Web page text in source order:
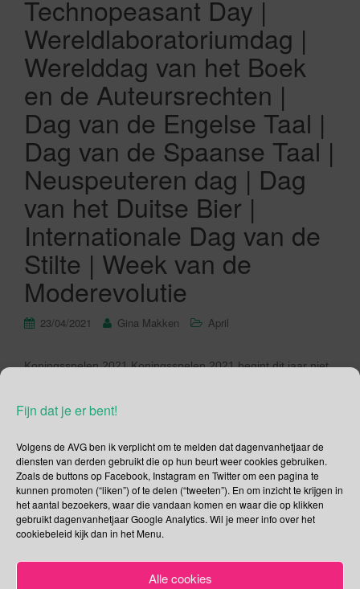
Fijn dat je er bent!
Volgens de AVG ben ik verplicht om te melden dat dagenvanhetjaar de
diensten van derden gebruikt die op hun beurt weer cookies gebruiken.
Zoals de buttons op Facebook, Instagram en Twitter om een pagina te
kunnen promoten (“liken”) of te delen (“tweeten”). En om inzicht te krijgen in
het aantal bezoekers, waar die vandaan komen en waar die op klikken
gebruikt dagenvanhetjaar Google Analytics. Wil je meer info over het
cookiebeleid kijk dan in het Menu.
Alle cookies
Technopeasant Day |
Wereldlaboratoriumdag |
Werelddag van het Boek
en de Auteursrechten |
Dag van de Engelse Taal |
Dag van de Spaanse Taal |
Neuspeuteren dag | Dag
van het Duitse Bier |
Internationale Dag van de
Stilte | Week van de
Moderevolutie
23/04/2021 Gina Makken April
Koningsspelen 2021 Koningsspelen 2021 begint dit jaar niet
maatregelen en richtlijnen. Volgend jaar weer een kans. In
thema wil laten zien dat samen nét dat beetje extra geeft. En,
natuurlijk […]
Lees verder